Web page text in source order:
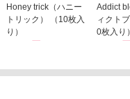
Honey trick（ハニー
トリック） （10枚入
り）
Addict
ィクト
0枚入り